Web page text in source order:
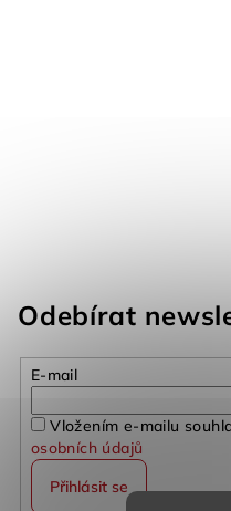
Odebírat
E-mail
Vložením e-mailu
osobních údajů
Přihlásit se